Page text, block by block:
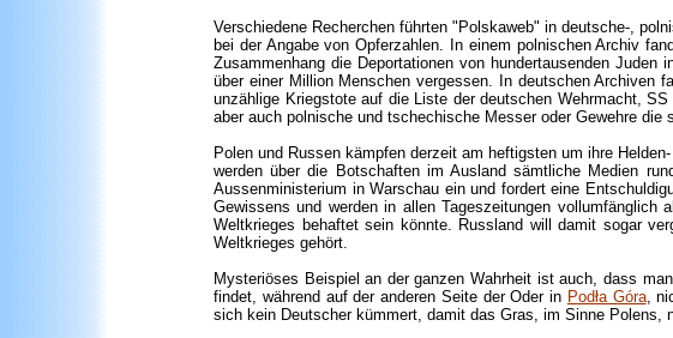
Verschiedene Recherchen führten "Polskaweb" in deutsche-,
bei der Angabe von Opferzahlen. In einem polnischen Archiv
Zusammenhang die Deportationen von hundertausenden
über einer Million Menschen vergessen. In deutschen Archiven
unzählige Kriegstote auf die Liste der deutschen Wehrmacht,
aber auch polnische und tschechische Messer oder Gewehre
Polen und Russen kämpfen derzeit am heftigsten um ihre
werden über die Botschaften im Ausland sämtliche Medien
Aussenministerium in Warschau ein und fordert eine
Gewissens und werden in allen Tageszeitungen
Weltkrieges behaftet sein könnte. Russland will damit sogar
Weltkrieges gehört.
Mysteriöses Beispiel an der ganzen Wahrheit ist auch, dass
findet, während auf der anderen Seite der Oder in Podła Góra,
sich kein Deutscher kümmert, damit das Gras, im Sinne Polens,